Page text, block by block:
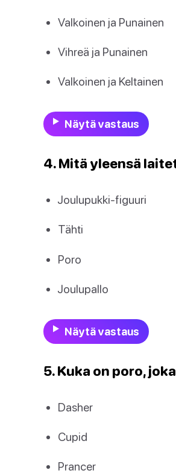
Valkoinen ja Punainen
Vihreä ja Punainen
Valkoinen ja Keltainen
Näytä vastaus
4. Mitä yleensä
Joulupukki-figuuri
Tähti
Poro
Joulupallo
Näytä vastaus
5. Kuka on poro,
Dasher
Cupid
Prancer